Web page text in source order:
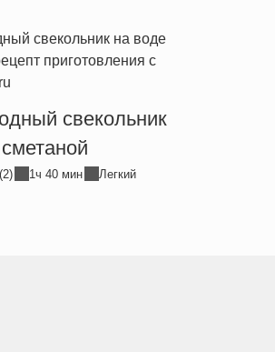
свекольник
(2) 1ч 40 мин Легкий